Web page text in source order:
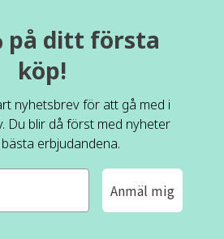
på ditt första
köp!
nyhetsbrev för att gå med i
Du blir då först med nyheter
erbjudandena.
Anmäl mig